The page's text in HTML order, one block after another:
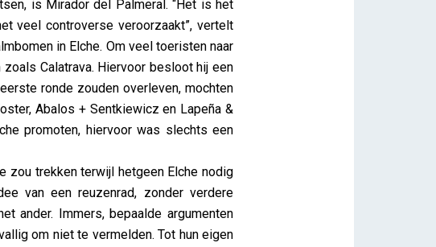
is Mirador del Palmeral. “Het is het
veel controverse veroorzaakt”, vertelt
in Elche. Om veel toeristen naar
Calatrava. Hiervoor besloot hij een
ronde zouden overleven, mochten
Abalos + Sentkiewicz en Lapeña &
promoten, hiervoor was slechts een
zou trekken terwijl hetgeen Elche nodig
van een reuzenrad, zonder verdere
ander. Immers, bepaalde argumenten
om niet te vermelden. Tot hun eigen